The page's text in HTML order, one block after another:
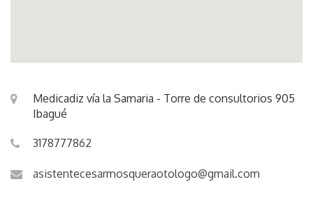
Medicadiz vía la Samaria - Torre de consultorios 905
Ibagué
3178777862
asistentecesarmosqueraotologo@gmail.com